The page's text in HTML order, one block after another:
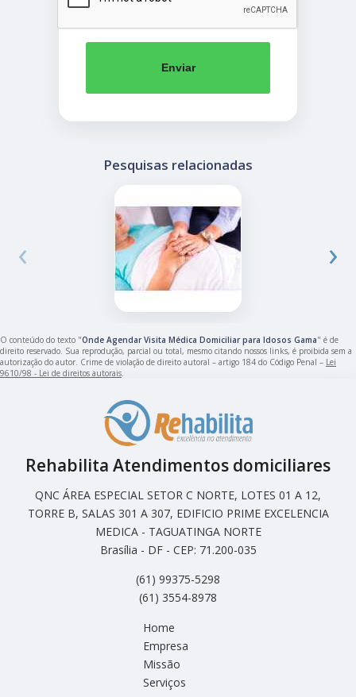
Enviar
Pesquisas relacionadas
‹ ›
O conteúdo do texto "Onde Agendar Visita Médica Domiciliar para Idosos Gama" é de
direito reservado. Sua reprodução, parcial ou total, mesmo citando nossos links, é proibida sem a
autorização do autor. Crime de violação de direito autoral – artigo 184 do Código Penal – Lei
9610/98 - Lei de direitos autorais.
Rehabilita Atendimentos domiciliares
QNC ÁREA ESPECIAL SETOR C NORTE, LOTES 01 A 12,
TORRE B, SALAS 301 A 307, EDIFICIO PRIME EXCELENCIA
MEDICA - TAGUATINGA NORTE
Brasília - DF - CEP: 71.200-035
(61) 99375-5298
(61) 3554-8978
Home
Empresa
Missão
Serviços